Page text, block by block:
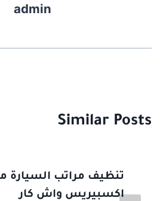
admin
Similar Posts
تنظيف مراتب السيارة
اكسبيريس واش كار